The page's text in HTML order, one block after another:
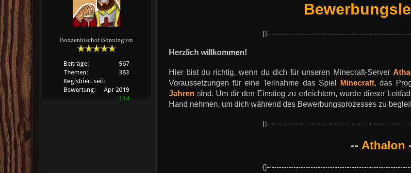
Bonzenbischof Bonnington
Beiträge:
967
Themen:
383
Registriert seit:
Apr 2019
Bewertung:
114
Herzlich willkommen!
Hier bist du richtig, wenn du dich für unseren Minecraft-Server
Voraussetzungen für eine Teilnahme das Spiel
Minecraft, das
Jahren sind. Um dir den Einstieg zu erleichtern, wurde dieser
Hand nehmen, um dich während des Bewerbungsprozesses zu
-- Athalon